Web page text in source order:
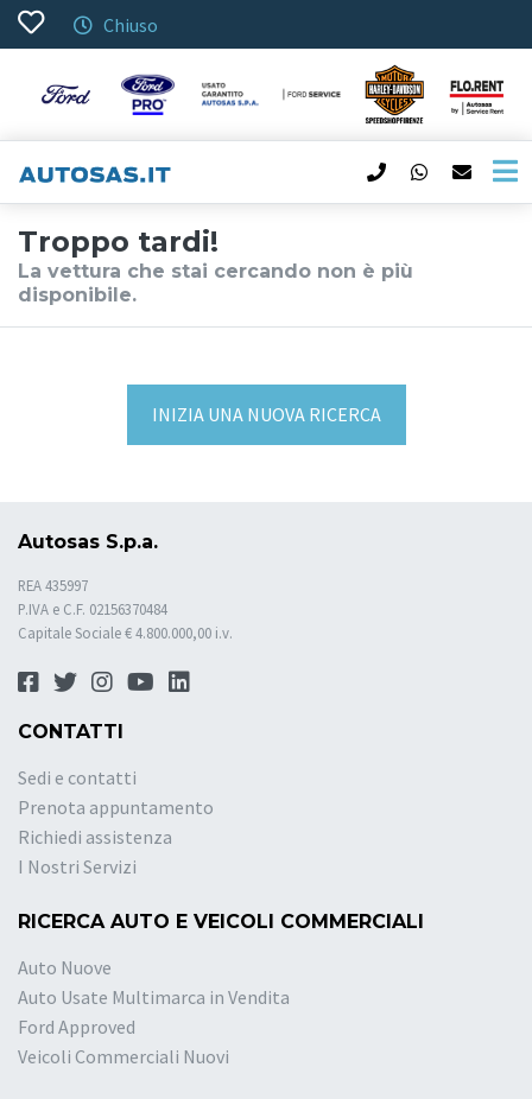
Chiuso
Troppo tardi!
La vettura che stai cercando non è più
disponibile.
INIZIA UNA NUOVA RICERCA
Autosas S.p.a.
REA 435997
P.IVA e C.F. 02156370484
Capitale Sociale € 4.800.000,00 i.v.
CONTATTI
Sedi e contatti
Prenota appuntamento
Richiedi assistenza
I Nostri Servizi
RICERCA AUTO E VEICOLI COMMERCIALI
Auto Nuove
Auto Usate Multimarca in Vendita
Ford Approved
Veicoli Commerciali Nuovi